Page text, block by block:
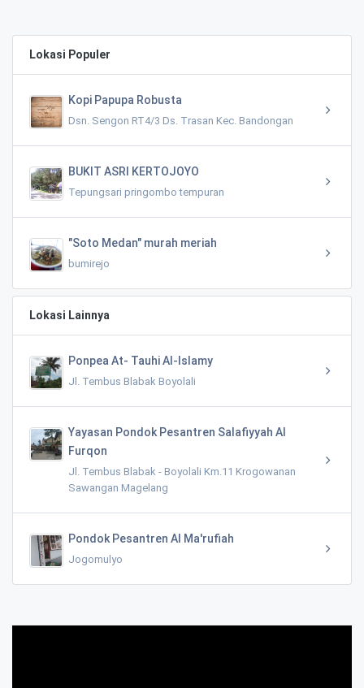
Lokasi Populer
Kopi Papupa Robusta
Dsn. Sengon RT4/3 Ds. Trasan Kec. Bandongan
BUKIT ASRI KERTOJOYO
Tepungsari pringombo tempuran
"Soto Medan" murah meriah
bumirejo
Lokasi Lainnya
Ponpea At- Tauhi Al-Islamy
Jl. Tembus Blabak Boyolali
Yayasan Pondok Pesantren Salafiyyah Al
Furqon
Jl. Tembus Blabak - Boyolali Km.11 Krogowanan
Sawangan Magelang
Pondok Pesantren Al Ma'rufiah
Jogomulyo